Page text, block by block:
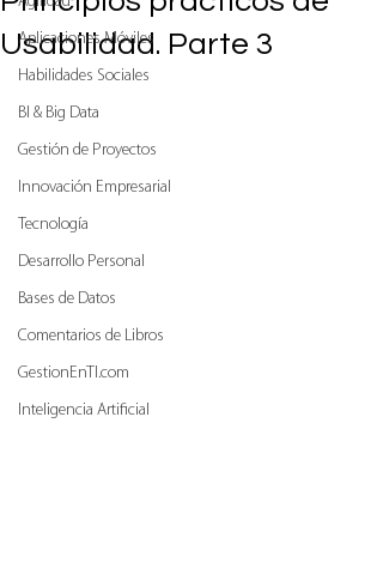
Aplicaciones Móviles
Habilidades Sociales
BI & Big Data
Gestión de Proyectos
Innovación Empresarial
Tecnología
Desarrollo Personal
Bases de Datos
Comentarios de Libros
GestionEnTI.com
Inteligencia Artificial
Usabilidad. Parte 3